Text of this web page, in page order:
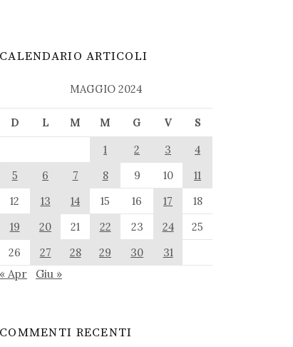
CALENDARIO ARTICOLI
MAGGIO 2024
D L M M G V
S
1
2 3
4
5
6 7 8 9 10
11
12
13 14 15 16 17
18
19
20 21 22 23 24
25
26
27 28 29 30 31
« Apr Giu »
COMMENTI RECENTI